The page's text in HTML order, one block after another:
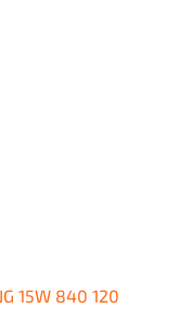
15W 840 120